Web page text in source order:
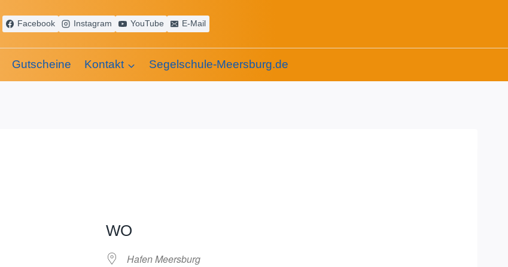
Facebook Instagram YouTube E-Mail
Gutscheine Kontakt Segelschule-Meersburg.de
WO
Hafen Meersburg